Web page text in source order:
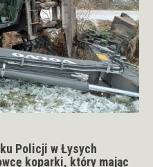
Policji w Łysych
koparki, który mając